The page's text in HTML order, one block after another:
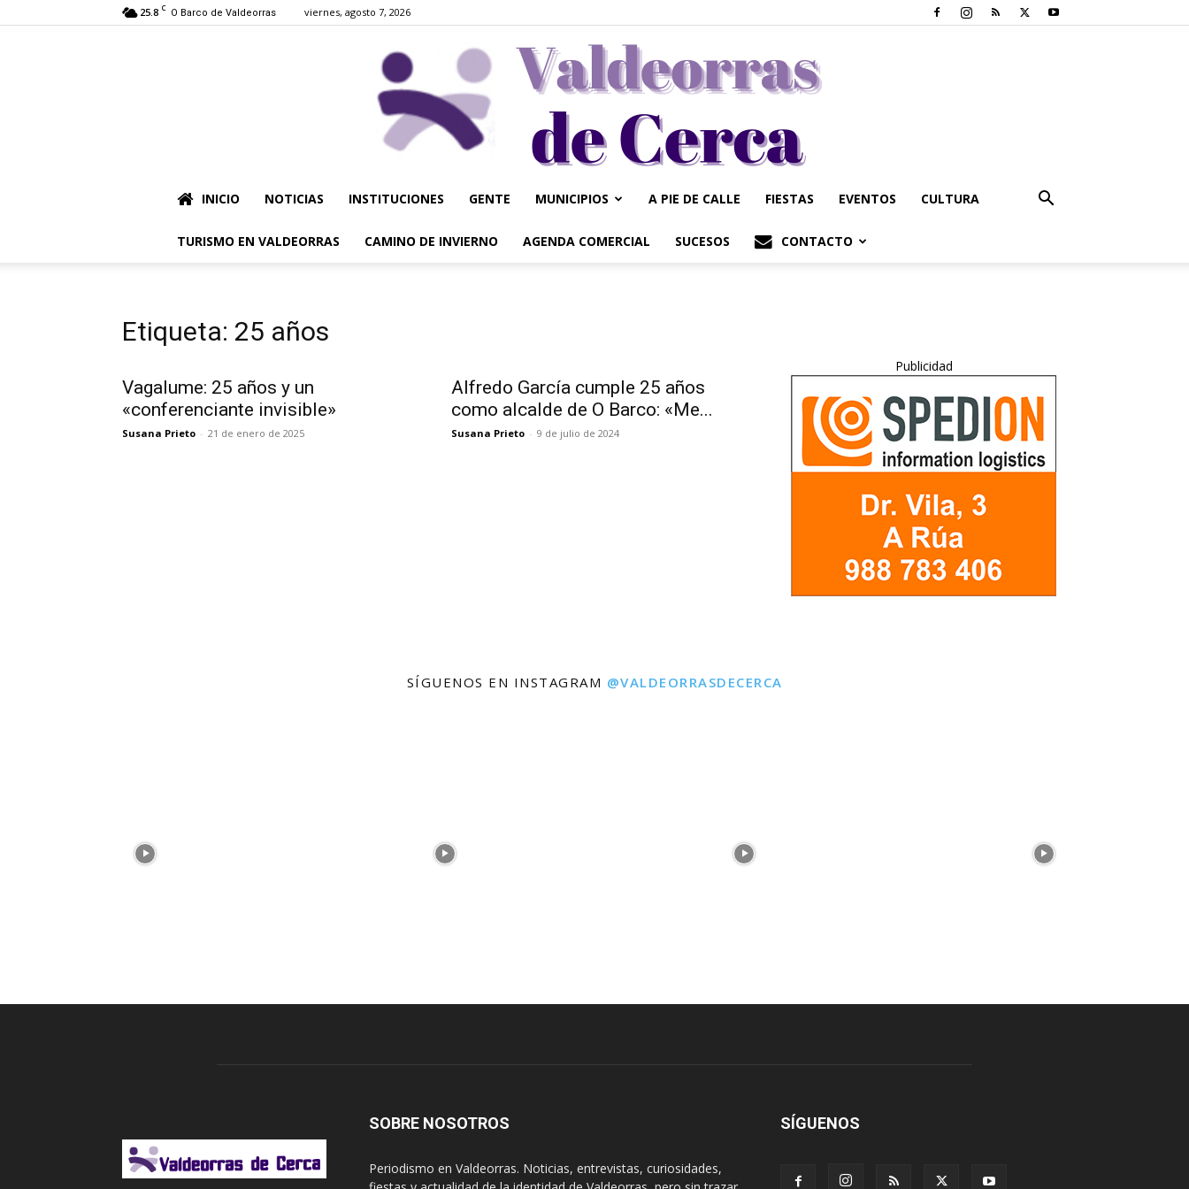
25.8 C O Barco de Valdeorras viernes, agosto 7, 2026
Valdeorrasdecerca
INICIO NOTICIAS INSTITUCIONES GENTE MUNICIPIOS A PIE DE CALLE FIESTAS EVENTOS CULTURA
TURISMO EN VALDEORRAS CAMINO DE INVIERNO AGENDA COMERCIAL SUCESOS CONTACTO
Etiqueta: 25 años
Vagalume: 25 años y un
«conferenciante invisible»
Susana Prieto - 21 de enero de 2025
Alfredo García cumple 25 años
como alcalde de O Barco: «Me...
Susana Prieto - 9 de julio de 2024
Publicidad
SÍGUENOS EN INSTAGRAM @VALDEORRASDECERCA
SOBRE NOSOTROS
Periodismo en Valdeorras. Noticias, entrevistas, curiosidades,
SÍGUENOS